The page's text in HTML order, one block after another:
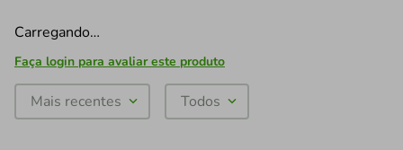
Carregando…
Faça login para avaliar este produto
Mais recentes Todos